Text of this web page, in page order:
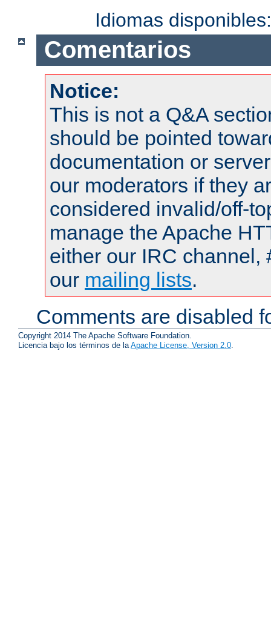
Idiomas
Comentarios
Notice:
This is not a Q&A
should be pointed
documentation or
our moderators if they
considered invalid/off-
manage the Apache
either our IRC channel,
our mailing lists.
Comments are disabled
Copyright 2014 The Apache Software Foundation.
Licencia bajo los términos de la Apache License, Version 2.0